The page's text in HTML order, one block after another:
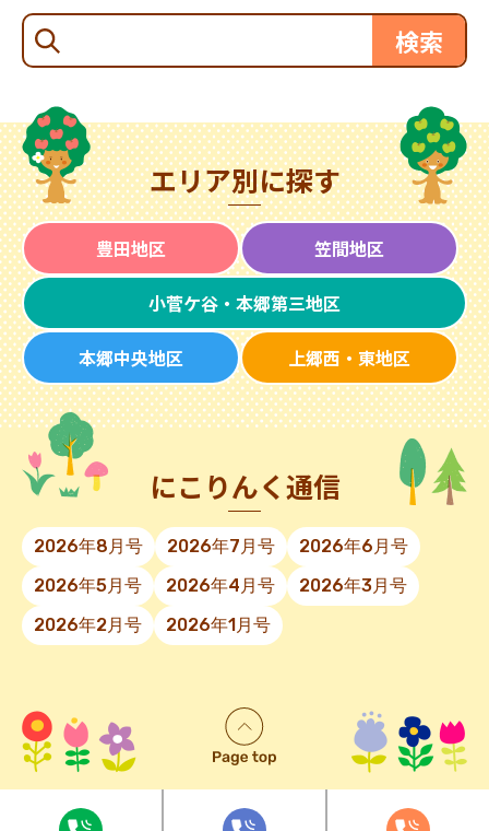
エリア別に探す
豊田地区 笠間地区
小菅ケ谷・本郷第三地区
本郷中央地区 上郷西・東地区
にこりんく通信
2026年8月号 2026年7月号
2026年6月号
2026年5月号
2026年4月号
2026年3月号
2026年2月号
2026年1月号